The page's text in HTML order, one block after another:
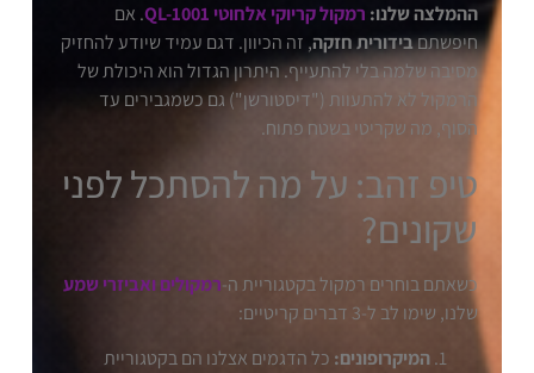
ההמלצה שלנו: רמקול קריוקי אלחוטי QL-1001
. אם
חיפשתםבידורית חזקה, זה הכיוון. דגם עמיד שיודע להחזיק
מסיבה שלמה בלי להתעייף. היתרון הגדול הוא היכולת של
הרמקול לא להתעוות ("דיסטורשן") גם כשמגבירים עד
הסוף, מה שקריטי בשטח פתוח.
טיפ זהב: על מה להסתכל לפני
שקונים?
כשאתם בוחרים רמקול בקטגוריית ה-רמקולים ואביזרי שמע
שלנו, שימו לב ל-3 דברים קריטיים:
המיקרופונים: כל הדגמים אצלנו הם בקטגוריית